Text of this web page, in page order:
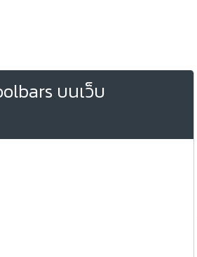
บนเว็บ